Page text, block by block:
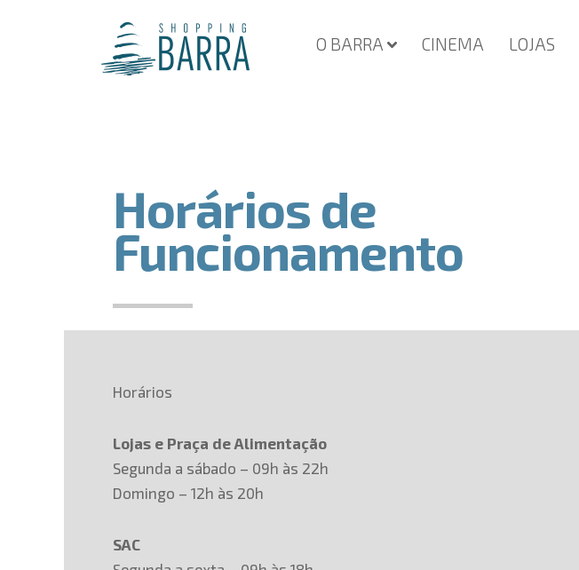
O BARRA CINEMA LOJAS
Horários de
Funcionamento
Horários
Lojas e Praça de Alimentação
Segunda a sábado – 09h às 22h
Domingo – 12h às 20h
SAC